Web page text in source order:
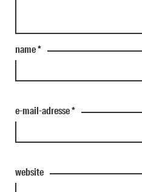
name*
e-mail-adresse*
website